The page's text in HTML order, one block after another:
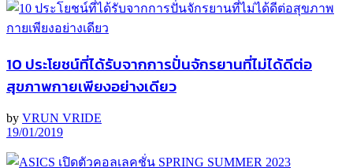
10 ประโยชน์ที่ได้รับจากการปั่นจักรยานที่ไม่ได้ดีต่อ
สุขภาพกายเพียงอย่างเดียว
by VRUN VRIDE
19/01/2019